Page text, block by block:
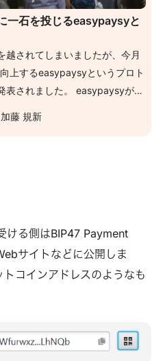
一石を投じるeasypaysyと
越されてしまいましたが、今月
上するeasypaysyというプロト
表されました。 easypaysyが改
ビットコインアドレ
ドキする人も多いでしょう。
はこれらの問題を改善する
ト」を使って扱いやすさとセ
案されたプロトコルです。 技術
を使うと、ユーザーは自
ウント名を取得できま
加藤 規新
ける側はBIP47 Payment
サイトなどに公開しま
コインアドレスのようなも